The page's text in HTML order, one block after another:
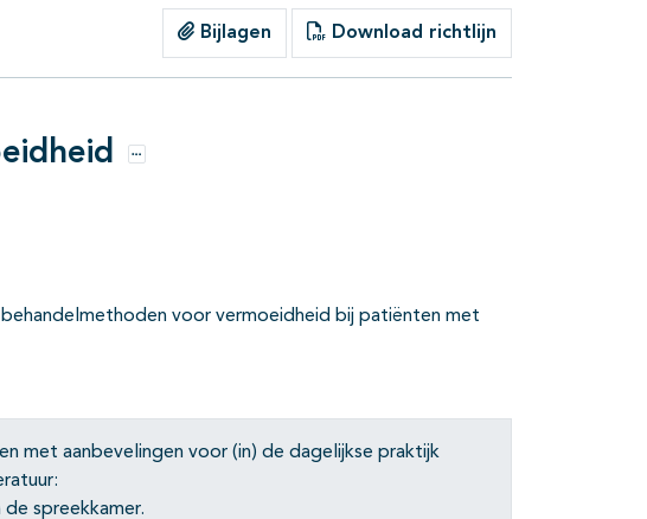
Bijlagen Download richtlijn
Opties
voor vermoeidheid bij patiënten met
met aanbevelingen voor (in) de dagelijkse praktijk
spreekkamer.